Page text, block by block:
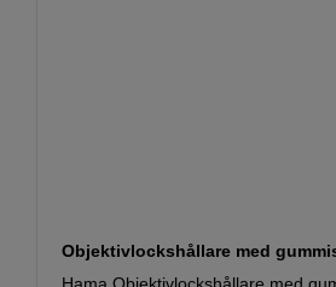
Objektivlockshållare med